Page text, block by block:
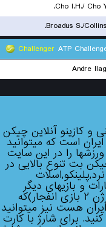
Cho I.H./ Cho
Broadus S./
Challenger ATP
Andre
کازینو آنلاین چیکن
در ایران است که میتوانید
را در این سایت
بت تنوع بالایی در
و بازیهای دیگر
دارد.بازی انفجار ورژن ۱ و بازی بوم (ورژن ۲ بازی انفجار)که
هست نیز میتوانید
برای شارژ با کارت